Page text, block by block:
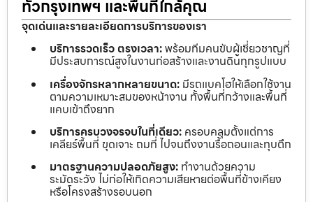
ทั่วกรุงเทพฯ และพื้นที่ใกล้คุณ
จุดเด่นและรายละเอียดการบริการของเรา
บริการรวดเร็ว ตรงเวลา:พร้อมทีมคนขับผู้เชี่ยวชาญที่
มีประสบการณ์สูงในงานก่อสร้างและงานดินทุกรูปแบบ
เครื่องจักรหลากหลายขนาด: มีรถแบคโฮให้เลือกใช้งาน
ตามความเหมาะสมของหน้างาน ทั้งพื้นที่กว้างและพื้นที่
แคบเข้าถึงยาก
บริการครบวงจรจบในที่เดียว: ครอบคลุมตั้งแต่การ
เคลียร์พื้นที่ ขุดเจาะ ถมที่ ไปจนถึงงานรื้อถอนและทุบตึก
มาตรฐานความปลอดภัยสูง: ทำงานด้วยความ
ระมัดระวัง ไม่ก่อให้เกิดความเสียหายต่อพื้นที่ข้างเคียง
หรือโครงสร้างรอบนอก